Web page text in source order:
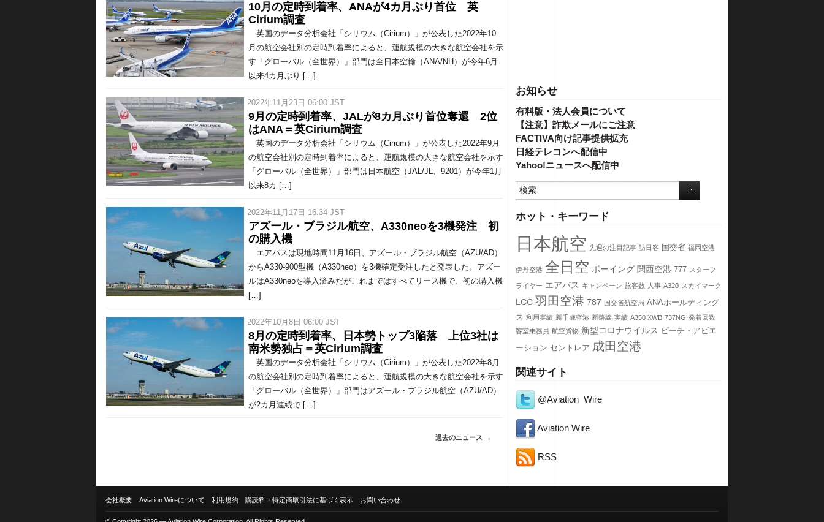
お知らせ
有料版・法人会員について
【注意】詐欺メールにご注意
FACTIVA向け記事提供拡充
日経テレコンへ配信中
Yahoo!ニュースへ配信中
ホット・キーワード
日本航空 先週の注目記事 訪日客 国交省 福岡空港
伊丹空港 全日空 ボーイング 関西空港 777 スターフ
ライヤー エアバス キャンペーン 旅客数 人事 A320 スカイマーク
LCC 羽田空港 787 国交省航空局 ANAホールディング
ス 利用実績 新千歳空港 新路線 実績 A350 XWB 737NG 発着回数
客室乗務員 航空貨物 新型コロナウイルス
ピーチ・アビエ
ーション セントレア 成田空港
関連サイト
@Aviation_Wire
Aviation Wire
RSS
10月の定時到着率、ANAが4カ月ぶり首位 英
Cirium調査
英国のデータ分析会社「シリウム（Cirium）」が公表した2022年10
月の航空会社別の定時到着率によると、運航規模の大きな航空会社を示
す「グローバル（全世界）」部門は全日本空輸（ANA/NH）が今年6月
以来4カ月ぶり […]
/ 2022年11月23日 06:00 JST
9月の定時到着率、JALが8カ月ぶり首位奪還 2位
はANA＝英Cirium調査
英国のデータ分析会社「シリウム（Cirium）」が公表した2022年9月
の航空会社別の定時到着率によると、運航規模の大きな航空会社を示す
「グローバル（全世界）」部門は日本航空（JAL/JL、9201）が今年1月
以来8カ […]
/ 2022年11月17日 16:34 JST
アズール・ブラジル航空、A330neoを3機発注 初
の購入機
エアバスは現地時間11月16日、アズール・ブラジル航空（AZU/AD）
からA330-900型機（A330neo）を3機確定受注したと発表した。アズー
ルはA330neoを導入済みだがこれまではすべてリース機で、初の購入機
[…]
/ 2022年10月8日 06:00 JST
8月の定時到着率、日本勢トップ3陥落 上位3社は
南米勢独占＝英Cirium調査
英国のデータ分析会社「シリウム（Cirium）」が公表した2022年8月
の航空会社別の定時到着率によると、運航規模の大きな航空会社を示す
「グローバル（全世界）」部門はアズール・ブラジル航空（AZU/AD）
が2カ月連続で […]
過去のニュース →
会社概要 Aviation Wireについて 利用規約 購読料・特定商取引法に基づく表示 お問い合わせ